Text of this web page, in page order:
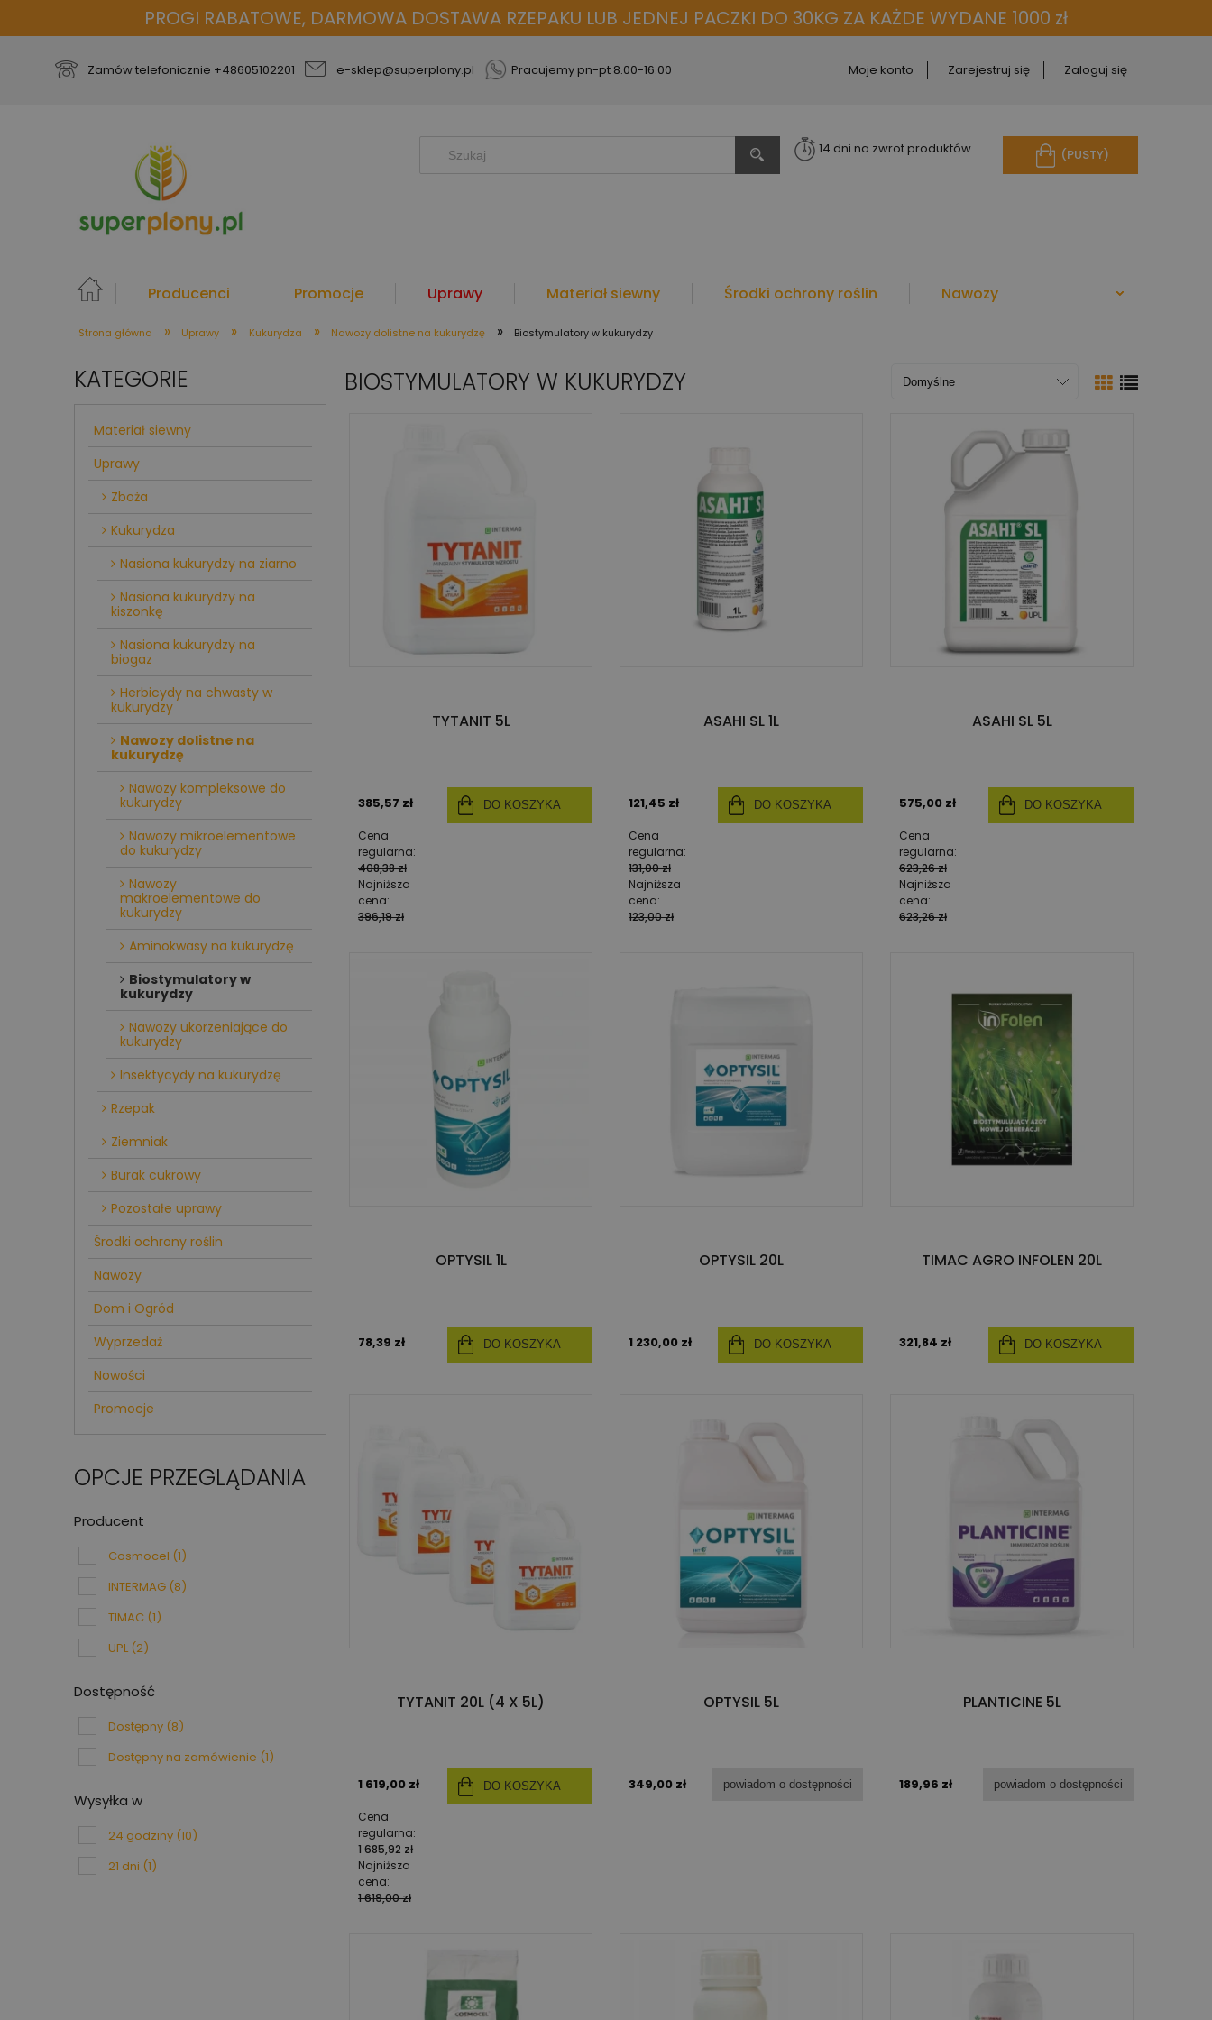
PROGI RABATOWE, DARMOWA DOSTAWA RZEPAKU LUB JEDNEJ PACZKI DO 30KG ZA KAŻDE WYDANE 1000 zł
Zamów telefonicznie +48605102201 e-sklep@superplony.pl Pracujemy pn-pt 8.00-16.00 Moje konto Zarejestruj się Zaloguj się
(PUSTY)
14 dni na zwrot produktów
Producenci Promocje Uprawy Materiał siewny Środki ochrony roślin Nawozy
więcej
Strona główna » Uprawy » Kukurydza » Nawozy dolistne na kukurydzę » Biostymulatory w kukurydzy
KATEGORIE
Materiał siewny
Uprawy
Zboża
Kukurydza
Nasiona kukurydzy na ziarno
Nasiona kukurydzy na
kiszonkę
Nasiona kukurydzy na
biogaz
Herbicydy na chwasty w
kukurydzy
Nawozy dolistne na
kukurydzę
Nawozy kompleksowe do
kukurydzy
Nawozy mikroelementowe
do kukurydzy
Nawozy
makroelementowe do
kukurydzy
Aminokwasy na kukurydzę
Biostymulatory w
kukurydzy
Nawozy ukorzeniające do
kukurydzy
Insektycydy na kukurydzę
Rzepak
Ziemniak
Burak cukrowy
Pozostałe uprawy
Środki ochrony roślin
Nawozy
Dom i Ogród
Wyprzedaż
Nowości
Promocje
OPCJE PRZEGLĄDANIA
Producent
Cosmocel (1)
INTERMAG (8)
TIMAC (1)
UPL (2)
Dostępność
Dostępny (8)
Dostępny na zamówienie (1)
Wysyłka w
24 godziny (10)
21 dni (1)
BIOSTYMULATORY W KUKURYDZY
TYTANIT 5L
385,57 zł
Cena
regularna:
408,38 zł
Najniższa
cena:
396,19 zł
DO KOSZYKA
ASAHI SL 1L
121,45 zł
Cena
regularna:
131,00 zł
Najniższa
cena:
123,00 zł
DO KOSZYKA
ASAHI SL 5L
575,00 zł
Cena
regularna:
623,26 zł
Najniższa
cena:
623,26 zł
DO KOSZYKA
OPTYSIL 1L
78,39 zł DO KOSZYKA
OPTYSIL 20L
1 230,00 zł DO KOSZYKA
TIMAC AGRO INFOLEN 20L
321,84 zł DO KOSZYKA
TYTANIT 20L (4 X 5L)
1 619,00 zł
Cena
regularna:
1 685,92 zł
Najniższa
cena:
1 619,00 zł
DO KOSZYKA
OPTYSIL 5L
349,00 zł powiadom o dostępności
PLANTICINE 5L
189,96 zł powiadom o dostępności